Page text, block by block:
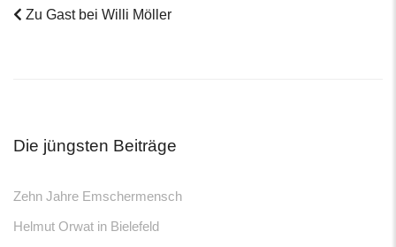
Zu Gast bei Willi Möller
Die jüngsten Beiträge
Zehn Jahre Emschermensch
Helmut Orwat in Bielefeld